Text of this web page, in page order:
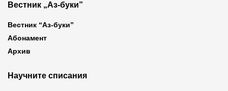
Вестник „Аз-буки”
Вестник “Аз-буки”
Абонамент
Архив
Научните списания